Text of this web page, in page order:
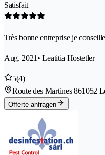
Satisfait
Très bonne entreprise je
Aug. 2021 • Leatitia Hostetler
5(4)
Route des Martines 861052
Offerte anfragen